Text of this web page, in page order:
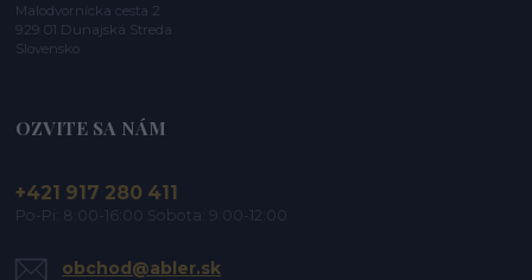
Malodvornícka cesta 2
929 01 Dunajská Streda
Slovensko
OZVITE SA NÁM
+421 917 280 411
Po-Pi: 8:00-16:00 Sobota: 9:00-12:00
obchod@abler.sk